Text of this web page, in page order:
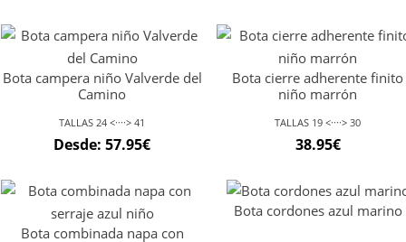
Bota campera niño Valverde del
Camino
TALLAS 24 <····> 41
Desde: 57.95€
Bota cierre adherente finito
niño marrón
TALLAS 19 <····> 30
38.95€
Bota combinada napa con
Bota cordones azul marino